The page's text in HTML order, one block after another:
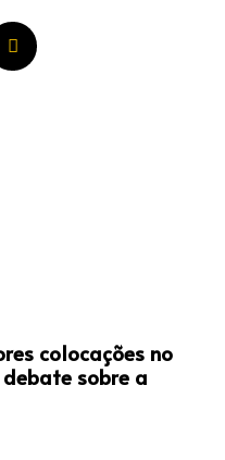
colocações no
sobre a